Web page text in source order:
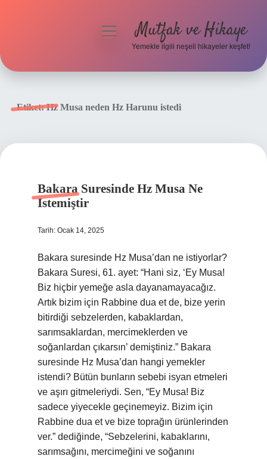
menüyüMutfak ve Hikaye
Yemekle ilgili neşeli hikayeler keşfet!
Etiket:Hz Musa neden Hz Harunu istedi
Bakara Suresinde Hz Musa Ne
Istemiştir
Tarih: Ocak 14, 2025
Bakara suresinde Hz Musa’dan ne istiyorlar?
Bakara Suresi, 61. ayet: “Hani siz, ‘Ey Musa!
Biz hiçbir yemeğe asla dayanamayacağız.
Artık bizim için Rabbine dua et de, bize yerin
bitirdiği sebzelerden, kabaklardan,
sarımsaklardan, mercimeklerden ve
soğanlardan çıkarsın’ demiştiniz.” Bakara
suresinde Hz Musa’dan hangi yemekler
istendi? Bütün bunların sebebi isyan etmeleri
ve aşırı gitmeleriydi. Sen, “Ey Musa! Biz
sadece yiyecekle geçinemeyiz. Bizim için
Rabbine dua et ve bize toprağın ürünlerinden
ver.” dediğinde, “Sebzelerini, kabaklarını,
sarımsağını, mercimeğini ve soğanını